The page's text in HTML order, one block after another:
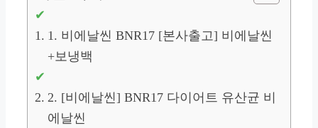
1. 비에날씬 BNR17 [본사출고] 비에날씬
+보냉백
2. [비에날씬] BNR17 다이어트 유산균 비
에날씬